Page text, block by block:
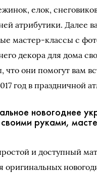
елок,
атрибутики. Далее
мастер-классы с
декора для дома
что они помогут вам
год в праздничной
новогоднее
руками,
и доступный
оригинальных